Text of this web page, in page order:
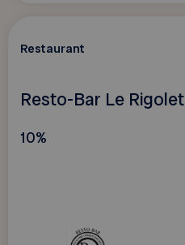
Restaurant
Resto-Bar Le Rigolet
10%